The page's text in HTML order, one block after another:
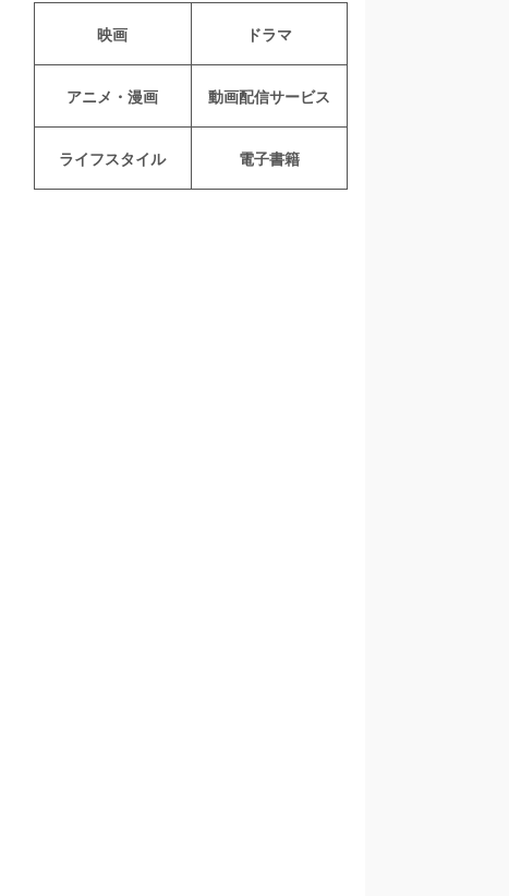
映画 ドラマ
アニメ・漫画 動画配信サービス
ライフスタイル 電子書籍